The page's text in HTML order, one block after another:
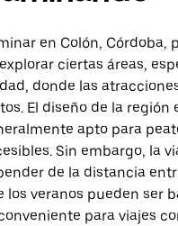
en Colón, Córdoba,
ciertas áreas,
donde las
El diseño de la región
apto para
Sin embargo, la
de la distancia
los veranos pueden ser
para viajes